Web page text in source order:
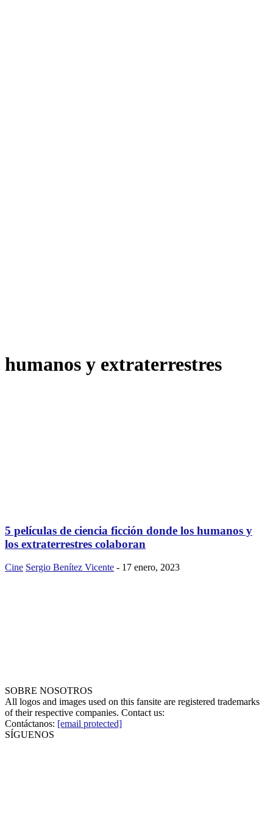
humanos y extraterrestres
5 películas de ciencia ficción donde los humanos y
los extraterrestres colaboran
Cine Sergio Benítez Vicente - 17 enero, 2023
SOBRE NOSOTROS
All logos and images used on this fansite are registered trademarks
of their respective companies. Contact us:
Contáctanos: [email protected]
SÍGUENOS